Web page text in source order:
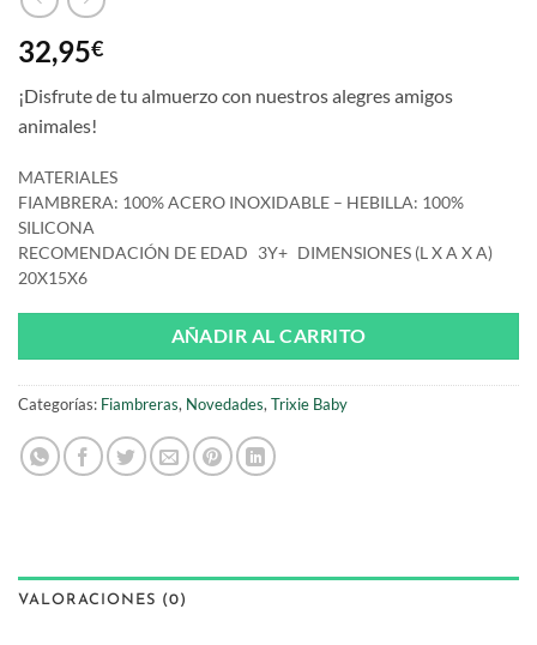
32,95€
¡Disfrute de tu almuerzo con nuestros alegres amigos
animales!
MATERIALES
FIAMBRERA: 100% ACERO INOXIDABLE – HEBILLA: 100%
SILICONA
RECOMENDACIÓN DE EDAD
3Y+ DIMENSIONES (L X A X A)
20X15X6
AÑADIR AL CARRITO
Categorías: Fiambreras, Novedades, Trixie Baby
VALORACIONES (0)